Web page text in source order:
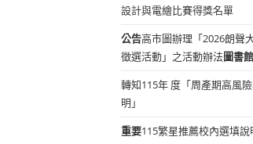
設計與電繪比賽得獎名單
公告高市圖辦理「2026朗聲
徵選活動」之活動辦法圖書館
轉知115年 度「周產期高風
明」
重要115繁星推薦校內選填說